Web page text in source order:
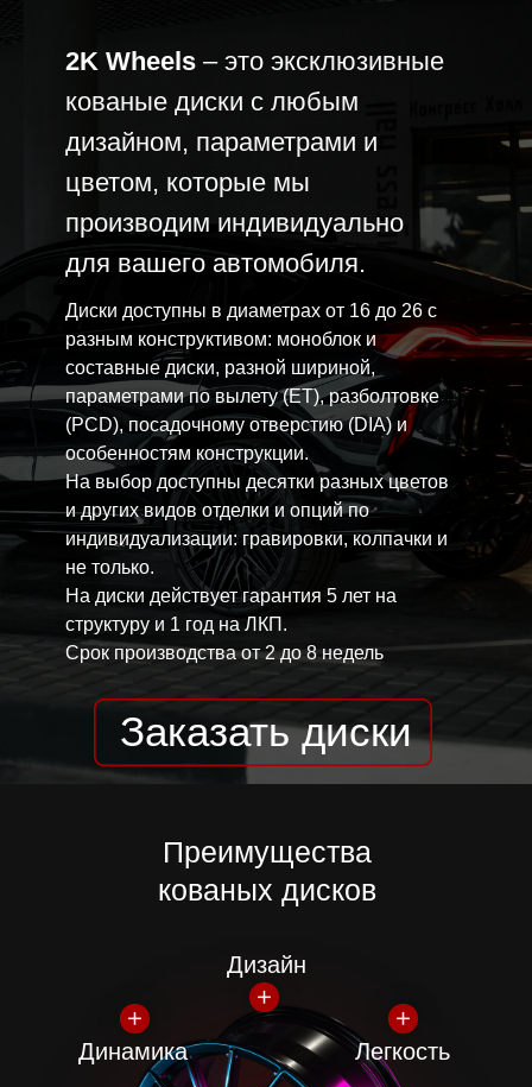
Porshe Panamera 4S
Спецификация:
Цвет: Satin Black
Диаметр: 22
2K Wheels – это эксклюзивные
кованые диски с любым
дизайном, параметрами и
цветом, которые мы
производим индивидуально
для вашего автомобиля.
Диски доступны в диаметрах от 16 до 26 с
разным конструктивом: моноблок и
составные диски, разной шириной,
параметрами по вылету (ET), разболтовке
(PCD), посадочному отверстию (DIA) и
особенностям конструкции.
На выбор доступны десятки разных цветов
и других видов отделки и опций по
индивидуализации: гравировки, колпачки и
не только.
На диски действует гарантия 5 лет на
структуру и 1 год на ЛКП.
Срок производства от 2 до 8 недель
Заказать диски
на30 % легче и прочнее литых
дисков в идентичных параметрах
Легкость
Динамика
Преимущества
кованых дисков
Дизайн